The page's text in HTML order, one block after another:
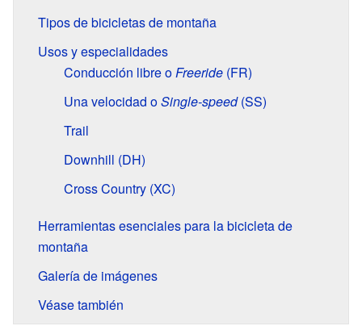
Tipos de bicicletas de montaña
Usos y especialidades
Conducción libre oFreeride (FR)
Una velocidad oSingle-speed(SS)
Trail
Downhill (DH)
Cross Country (XC)
Herramientas esenciales para la bicicleta de
montaña
Galería de imágenes
Véase también